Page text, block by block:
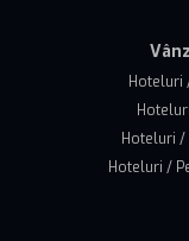
Hoteluri
Hoteluri /
Hoteluri /